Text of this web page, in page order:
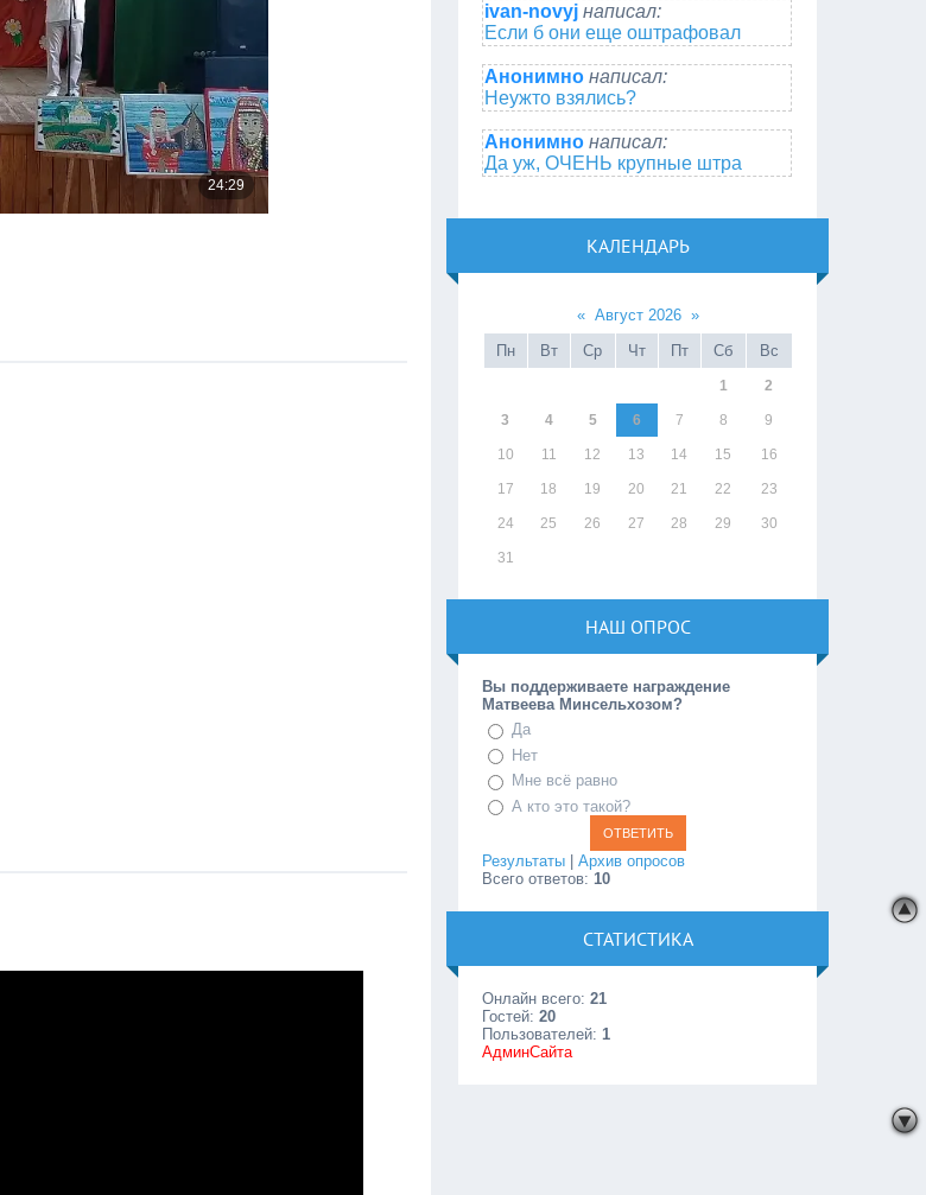
ivan-novyj написал:
Если б они еще оштрафовал
Анонимно написал:
Неужто взялись?
Анонимно написал:
Да уж, ОЧЕНЬ крупные штра
КАЛЕНДАРЬ
« Август 2026 »
Пн
Вт Ср Чт Пт Сб Вс
1 2
3 4 5 6 7 8 9
10 11 12 13 14 15 16
17 18 19 20 21 22 23
24 25 26 27 28 29 30
31
НАШ ОПРОС
Вы поддерживаете награждение
Матвеева Минсельхозом?
Да
Нет
Мне всё равно
А кто это такой?
Результаты |Архив опросов
Всего ответов:10
СТАТИСТИКА
Онлайн всего:21
Гостей:20
Пользователей:1
АдминСайта